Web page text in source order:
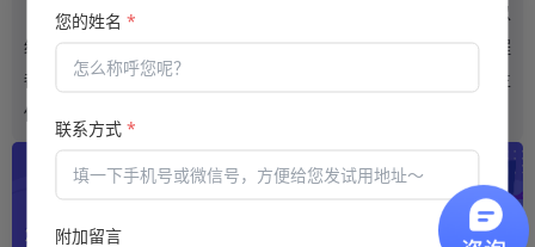
云帆互联考试系统除了能够应用于上述三大领域之外，还可以
给学生布置电子作业，在线为学生提供刷题练习的机会。由于全程
都是电子监控考试和电子阅卷，所以老师的压力减轻了很多，学生
做完练习之后，也能够快速得到答案。
您的姓名*
联系方式*
附加留言